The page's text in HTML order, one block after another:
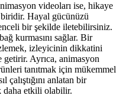
videoları ise, hikaye
biridir. Hayal gücünüzü
bir şekilde iletebilirsiniz.
kurmasını sağlar. Bir
izleyicinin dikkatini
getirir. Ayrıca, animasyon
tanıtmak için mükemmel
çalıştığını anlatan bir
daha etkili olabilir.